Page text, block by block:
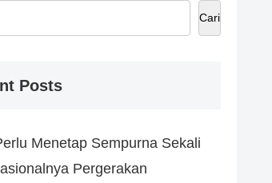
Cari
Posts
Menetap Sempurna Sekali
Pergerakan